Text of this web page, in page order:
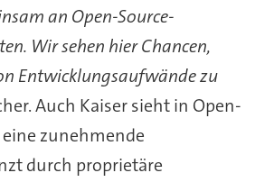
an Open-Source-
Wir sehen hier Chancen,
Entwicklungsaufwände zu
Auch Kaiser sieht in Open-
zunehmende
durch proprietäre